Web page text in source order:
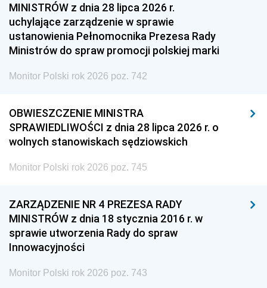
MINISTRÓW z dnia 28 lipca 2026 r.
uchylające zarządzenie w sprawie
ustanowienia Pełnomocnika Prezesa Rady
Ministrów do spraw promocji polskiej marki
Monitor Polski rok 2026 poz. 742
OBWIESZCZENIE MINISTRA
SPRAWIEDLIWOŚCI z dnia 28 lipca 2026 r. o
wolnych stanowiskach sędziowskich
Monitor Polski rok 2026 poz. 745
ZARZĄDZENIE NR 4 PREZESA RADY
MINISTRÓW z dnia 18 stycznia 2016 r. w
sprawie utworzenia Rady do spraw
Innowacyjności
Monitor Polski rok 2026 poz. 743